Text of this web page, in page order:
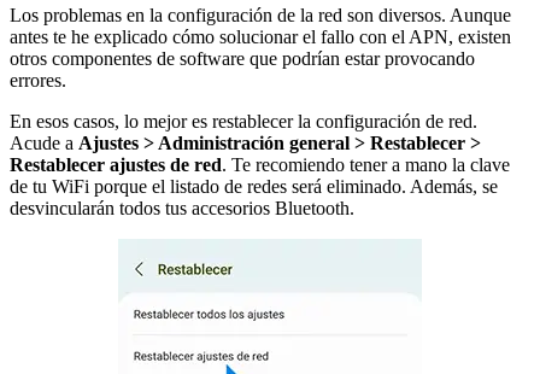
Los problemas en la configuración de la red son diversos. Aunque
antes te he explicado cómo solucionar el fallo con el APN, existen
otros componentes de software que podrían estar provocando
errores.
En esos casos, lo mejor es restablecer la configuración de red.
Acude a Ajustes > Administración general > Restablecer >
Restablecer ajustes de red. Te recomiendo tener a mano la clave
de tu WiFi porque el listado de redes será eliminado. Además, se
desvincularán todos tus accesorios Bluetooth.